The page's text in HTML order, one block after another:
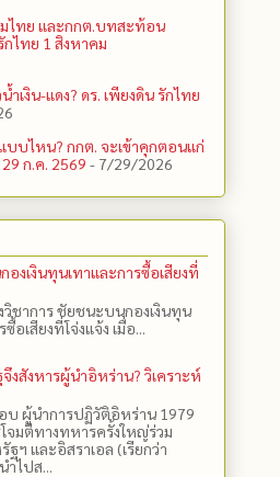
ไทย และกกต.​บทสะท้อน
ไทย 1 สิงหาคม
เงิน-แดง? ดร. เพียงดิน รักไทย
บไหน? กกต. จะเข้าคุกตอนแก่
ก.ค. 2569 - 7/29/2026
งเงินทุนเทาและการซื้อเสียงที่
ชาการ ชัยชนะบนกองเงินทุน
อเสียงที่โจ่งแจ้ง เมื่อ...
งสังหารผู้นำอิหร่าน? วิเคราะห์
บ ผู้นำการปฏิวัติอิหร่าน 1979
จมตีทางทหารครั้งใหญ่ร่วม
ฐฯ และอิสราเอล (เรียกว่า
ำไปส...